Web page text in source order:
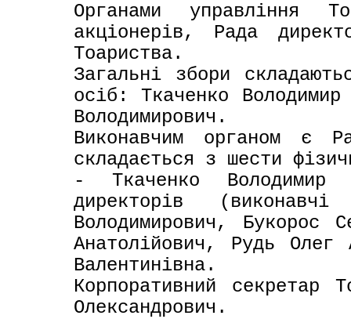
Органами управління
акціонерів, Рада
Тоариства.
Загальні збори
осіб: Ткаченко
Володимирович.
Виконавчим органом є
складається з шести
- Ткаченко Володимир
директорів
Володимирович, Букорос
Анатолійович, Рудь Олег
Валентинівна.
Корпоративний секретар
Олександрович.